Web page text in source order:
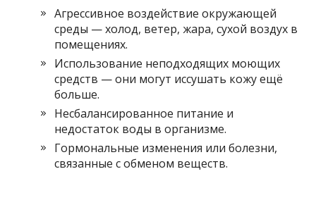
Агрессивное воздействие окружающей
среды — холод, ветер, жара, сухой воздух в
помещениях.
Использование неподходящих моющих
средств — они могут иссушать кожу ещё
больше.
Несбалансированное питание и
недостаток воды в организме.
Гормональные изменения или болезни,
связанные с обменом веществ.